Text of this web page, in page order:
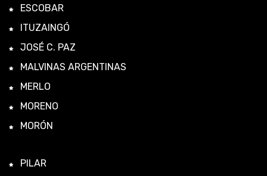
ESCOBAR
ITUZAINGÓ
JOSÉ C. PAZ
MALVINAS ARGENTINAS
MERLO
MORENO
MORÓN
PILAR